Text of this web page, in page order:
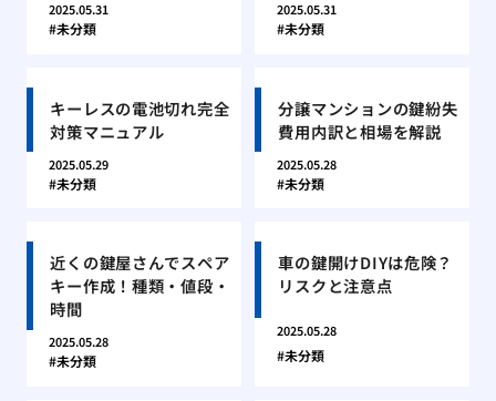
2025.05.31
未分類
2025.05.31
未分類
キーレスの電池切れ完全
対策マニュアル
2025.05.29
未分類
分譲マンションの鍵紛失
費用内訳と相場を解説
2025.05.28
未分類
近くの鍵屋さんでスペア
キー作成！種類・値段・
時間
2025.05.28
未分類
車の鍵開けDIYは危険？
リスクと注意点
2025.05.28
未分類